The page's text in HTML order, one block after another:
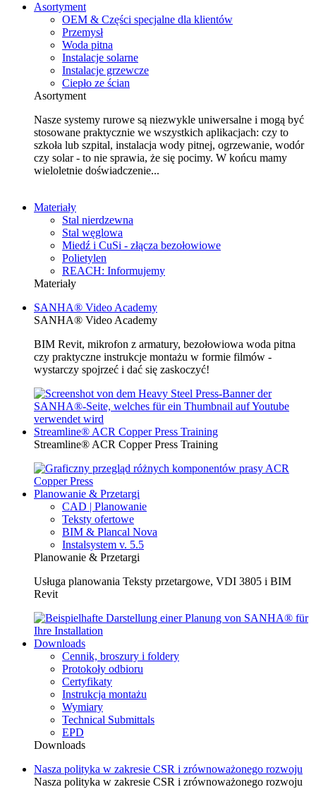
Asortyment
OEM & Części specjalne dla klientów
Przemysł
Woda pitna
Instalacje solarne
Instalacje grzewcze
Ciepło ze ścian
Asortyment
Nasze systemy rurowe są niezwykle uniwersalne i mogą być
stosowane praktycznie we wszystkich aplikacjach: czy to
szkoła lub szpital, instalacja wody pitnej, ogrzewanie, wodór
czy solar - to nie sprawia, że się pocimy. W końcu mamy
wieloletnie doświadczenie...
Materiały
Stal nierdzewna
Stal węglowa
Miedź i CuSi - złącza bezołowiowe
Polietylen
REACH: Informujemy
Materiały
SANHA® Video Academy
SANHA® Video Academy
BIM Revit, mikrofon z armatury, bezołowiowa woda pitna
czy praktyczne instrukcje montażu w formie filmów -
wystarczy spojrzeć i dać się zaskoczyć!
Streamline® ACR Copper Press Training
Streamline® ACR Copper Press Training
Planowanie & Przetargi
CAD | Planowanie
Teksty ofertowe
BIM & Plancal Nova
Instalsystem v. 5.5
Planowanie & Przetargi
Usługa planowania Teksty przetargowe, VDI 3805 i BIM
Revit
Downloads
Cennik, broszury i foldery
Protokoły odbioru
Certyfikaty
Instrukcja montażu
Wymiary
Technical Submittals
EPD
Downloads
Nasza polityka w zakresie CSR i zrównoważonego rozwoju
Nasza polityka w zakresie CSR i zrównoważonego rozwoju